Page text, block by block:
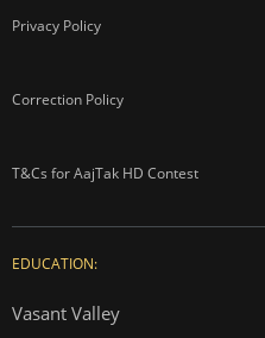
Privacy Policy
Correction Policy
T&Cs for AajTak HD Contest
EDUCATION:
Vasant Valley